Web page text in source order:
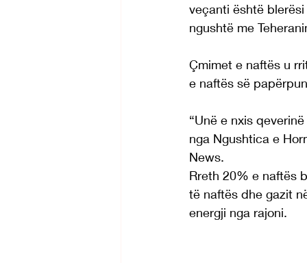
veçanti është
ngushtë me
Çmimet e naftës u
e naftës së
“Unë e nxis
nga Ngushtica e
News.
Rreth 20% e naftës
të naftës dhe gazit
energji nga rajoni.